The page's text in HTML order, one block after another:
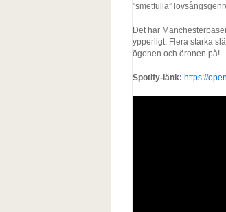
”smetfulla”
Det här
ypperligt. Flera starka
ögonen och öronen på!
Spotify-länk: https://